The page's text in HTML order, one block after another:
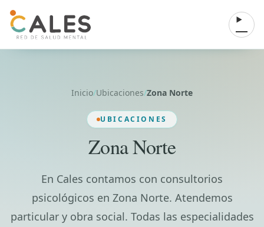
Abrir
Inicio/Ubicaciones/Zona Norte
UBICACIONES
Zona Norte
En Cales contamos con consultorios
psicológicos en Zona Norte. Atendemos
particular y obra social. Todas las especialidades